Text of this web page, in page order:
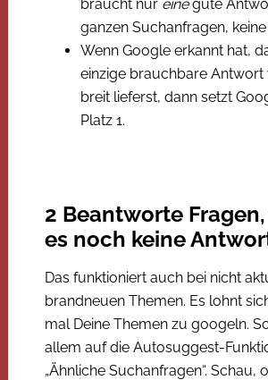
braucht nur einegute
ganzen Suchanfragen, keine
Wenn Google erkannt hat,
einzige brauchbare Antwort
breit lieferst, dann setzt
Platz 1.
2 Beantworte
es noch keine
Das funktioniert auch bei nicht
brandneuen Themen. Es lohnt
mal Deine Themen zu googeln.
allem auf die Autosuggest-
„Ähnliche Suchanfragen“. Schau,